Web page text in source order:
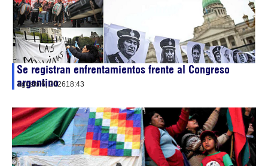
Se registran enfrentamientos frente al Congreso
argentino
agosto 6, 202618:43